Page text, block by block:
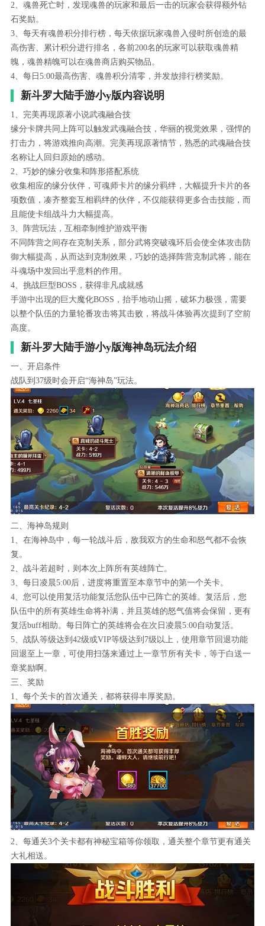
2、魂兽死亡时，发现魂兽的玩家和最后一击的玩家会获得额外钻
石奖励。
3、每天有魂兽积分排行榜，每天依据玩家魂兽入侵时所创造的最
高伤害、累计积分进行排名，各前200名的玩家可以获取魂兽精
魄，魂兽精魄可以在魂兽商店购买物品。
4、每日5:00最高伤害、魂兽积分清零，并发放排行榜奖励。
新斗罗大陆手游小y版内容说明
1、完美再现原著小说武魂融合技
缘分卡牌共同上阵可以触发武魂融合技，华丽的视觉效果，强悍的
打击力，将游戏推向高潮。完美再现原著情节，熟悉的武魂融合技
名称让人回归原始的感动。
2、巧妙的缘分收集和阵形搭配系统
收集相应的缘分伙伴，可魂师卡片的缘分羁绊，大幅提升卡片的各
项数值，凑齐整套互相羁绊的伙伴，不仅能获得更多合击技能，而
且能使卡组战斗力大幅提高。
3、阵营玩法，互相牵制维护游戏平衡
不同阵营之间存在克制关系，部分武将突破魂环后会使全体攻击防
御大幅提高，从而达到克制效果，巧妙的选择阵营克制武将，能在
斗魂场中发回出乎意料的作用。
4、挑战巨型BOSS，获得非凡成就感
手游中出现的巨大魔化BOSS，抬手地动山摇，破坏力极强，需要
以整个队伍的力量轮番攻击将其击败，将战斗体验再次提到了空前
高度。
新斗罗大陆手游小y版海神岛玩法介绍
一、开启条件
战队到37级时会开启“海神岛”玩法。
二、海神岛规则
1、在海神岛中，每一轮战斗后，敌我双方的生命和怒气都不会恢
复。
2、战斗若超时，则本次上阵所有英雄阵亡。
3、每日凌晨5:00后，进度将重置至本章节中的第一个关卡。
4、您可以使用复活功能复活您队伍中已阵亡的英雄。复活后，您
队伍中的所有英雄生命将补满，并且英雄的怒气值将会保留，更有
复活buff相助。每日阵亡的英雄将会在次日凌晨5:00自动复活。
5、战队等级达到42级或VIP等级达到7级以上，使用章节回退功能
回退至上一章，可使用扫荡来通过上一章节所有关卡，等于白送一
章奖励啊。
三、奖励
1、每个关卡的首次通关，都将获得丰厚奖励。
2、每通关3个关卡都有神秘宝箱等你领取，通关整个章节更有通关
大礼相送。